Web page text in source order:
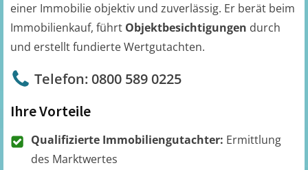
einer Immobilie objektiv und zuverlässig. Er berät beim
Immobilienkauf, führt Objektbesichtigungen durch
und erstellt fundierte Wertgutachten.
Telefon: 0800 589 0225
Ihre Vorteile
Qualifizierte Immobiliengutachter: Ermittlung
des Marktwertes